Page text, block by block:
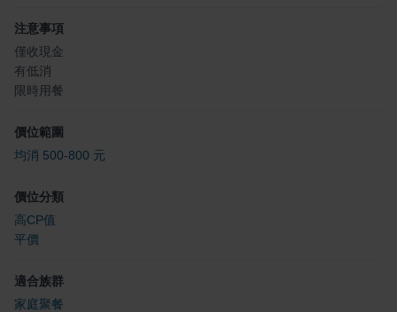
注意事項
僅收現金
有低消
限時用餐
價位範圍
均消 500-800 元
價位分類
高CP值
平價
適合族群
家庭聚餐